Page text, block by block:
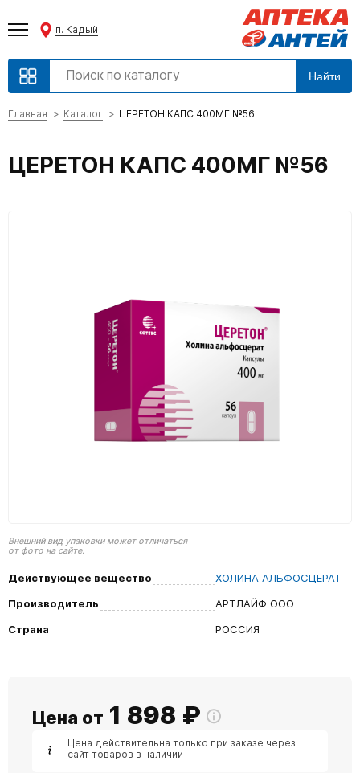
п. Кадый
Найти
Главная Каталог ЦЕРЕТОН КАПС 400МГ №56
ЦЕРЕТОН КАПС 400МГ №56
Внешний вид упаковки может отличаться
от фото на сайте.
Действующее вещество
ХОЛИНА АЛЬФОСЦЕРАТ
Производитель
АРТЛАЙФ ООО
Страна
РОССИЯ
Цена от 1 898 ₽
Цена действительна только при заказе через
сайт товаров в наличии